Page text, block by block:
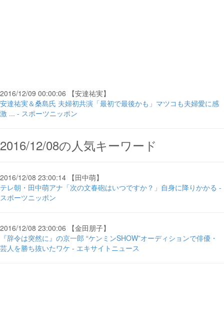
2016/12/09 00:00:06 【安達祐実】
安達祐実＆桑島氏 夫婦初共演「最初で最後かも」マツコも夫婦愛に感
激 ... - スポーツニッポン
2016/12/08の人気キーワード
2016/12/08 23:00:14 【田中萌】
テレ朝・田中萌アナ「次の文春砲はいつですか？」自身に降りかかる -
スポーツニッポン
2016/12/08 23:00:06 【金田朋子】
『辞令は突然に』の京一郎 “ケンミンSHOW”オーディションで俳優・
芸人を勝ち抜いたワケ - エキサイトニュース